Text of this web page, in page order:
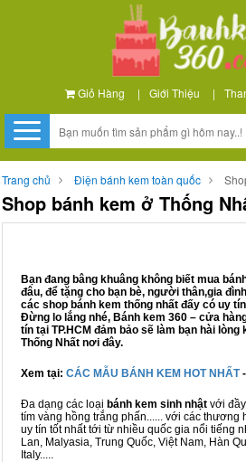
Giỏ Hàng | Giới Thiệu |
Trang chủ Điện bánh kem toàn quốc
Shop bánh kem ở Thống
Bạn đang bâng khuâng không biết mua
đâu, để tặng cho bạn bè, người thân,gia
các shop bánh kem thống nhất đấy có uy
Đừng lo lắng nhé, Bánh kem 360 – cửa
tín tại TP.HCM đảm bảo sẽ làm bạn hài
Thống Nhất nơi đây.
Xem tại: CÁC MẪU BÁNH KEM HOT NHẤT
Đa dạng các loại bánh kem sinh nhật với
tím vàng hồng trắng phấn...... với các thương
uy tín tốt nhất tới từ nhiều quốc gia nổi tiếng
Lan, Malyasia, Trung Quốc, Việt Nam, Hàn
Italy.....